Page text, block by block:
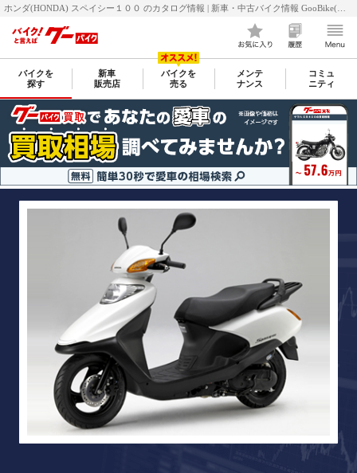
バイクを
探す
新車
販売店
バイクを
売る
メンテ
ナンス
コミュ
ニティ